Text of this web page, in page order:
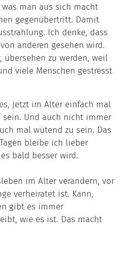
man aus sich macht
gegenübertritt. Damit
Ich denke, dass
anderen gesehen wird.
zu werden, weil
viele Menschen gestresst
jetzt im Alter einfach mal
Und auch nicht immer
mal wütend zu sein. Das
bleibe ich lieber
bald besser wird.
im Alter verändern, vor
verheiratet ist. Kann,
gibt es immer
wie es ist. Das macht